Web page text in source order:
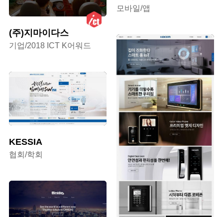
모바일/앱
(주)지마이다스
기업/2018 ICT K어워드
KESSIA
협회/학회